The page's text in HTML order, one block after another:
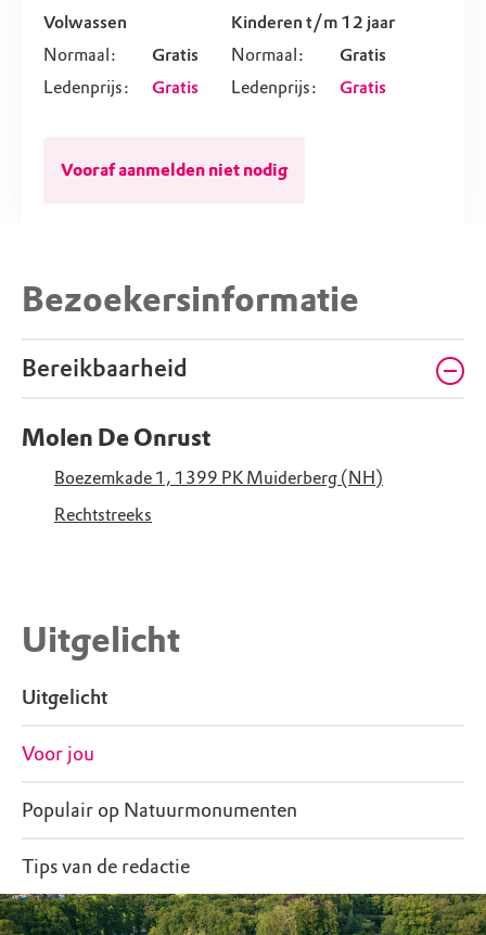
Volwassen
Normaal:
Gratis
Ledenprijs:
Gratis
Kinderen t/m 12 jaar
Normaal:
Gratis
Ledenprijs:
Gratis
Vooraf aanmelden niet nodig
Bezoekersinformatie
Bereikbaarheid
Molen De Onrust
Boezemkade 1, 1399 PK Muiderberg (NH)
Rechtstreeks
Uitgelicht
Uitgelicht
Voor jou
Populair op Natuurmonumenten
Tips van de redactie